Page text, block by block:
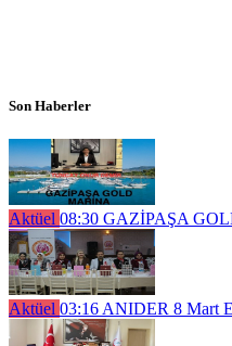
Son Haberler
Aktüel 08:30 GAZİPAŞA
Aktüel 03:16 ANIDER 8 Mart